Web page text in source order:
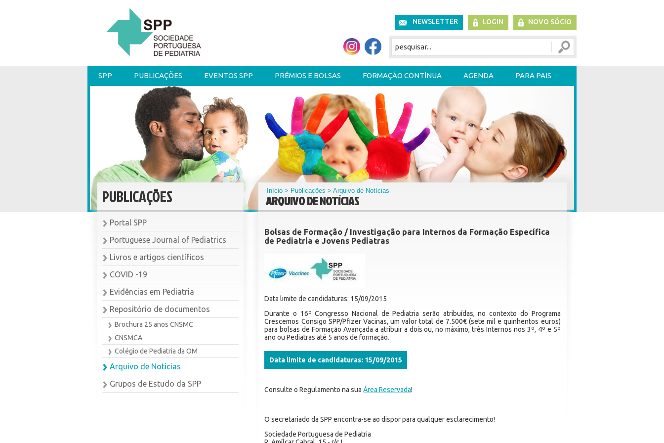
NEWSLETTER LOGIN NOVO SÓCIO
SPP PUBLICAÇÕES EVENTOS SPP PRÉMIOS E BOLSAS FORMAÇÃO CONTÍNUA AGENDA PARA PAIS
PUBLICAÇÕES
Portal SPP
Portuguese Journal of Pediatrics
Livros e artigos científicos
COVID -19
Evidências em Pediatria
Repositório de documentos
Brochura 25 anos CNSMC
CNSMCA
Colégio de Pediatria da OM
Arquivo de Notícias
Grupos de Estudo da SPP
Início > Publicações > Arquivo de Notícias
ARQUIVO DE NOTÍCIAS
Bolsas de Formação / Investigação para Internos da Formação Específica
de Pediatria e Jovens Pediatras
Data limite de candidaturas: 15/09/2015
Durante o 16º Congresso Nacional de Pediatria serão atribuídas, no contexto do Programa
Crescemos Consigo SPP/Pfizer Vacinas, um valor total de 7.500€ (sete mil e quinhentos euros)
para bolsas de Formação Avançada a atribuir a dois ou, no máximo, três Internos nos 3º, 4º e 5º
ano ou Pediatras até 5 anos de formação.
Data limite de candidaturas: 15/09/2015
Consulte o Regulamento na suaÁrea Reservada!
O secretariado da SPP encontra-se ao dispor para qualquer esclarecimento!
Sociedade Portuguesa de Pediatria